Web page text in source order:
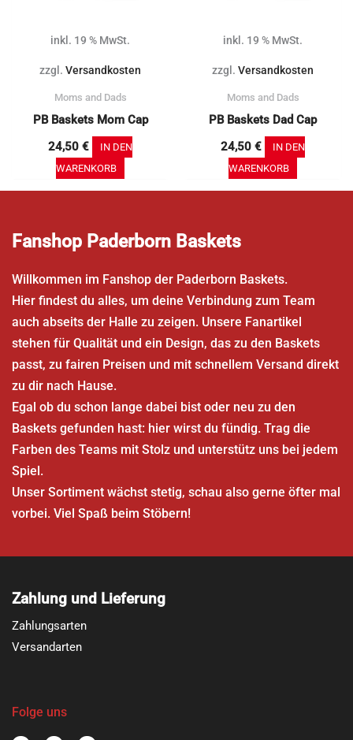
inkl. 19 % MwSt.
zzgl. Versandkosten
Moms and Dads
PB Baskets Mom Cap
24,50€
IN DEN
WARENKORB
inkl. 19 % MwSt.
zzgl. Versandkosten
Moms and Dads
PB Baskets Dad Cap
24,50€
IN DEN
WARENKORB
Fanshop Paderborn Baskets
Willkommen im Fanshop der Paderborn Baskets.
Hier findest du alles, um deine Verbindung zum Team
auch abseits der Halle zu zeigen. Unsere Fanartikel
stehen für Qualität und ein Design, das zu den Baskets
passt, zu fairen Preisen und mit schnellem Versand direkt
zu dir nach Hause.
Egal ob du schon lange dabei bist oder neu zu den
Baskets gefunden hast: hier wirst du fündig. Trag die
Farben des Teams mit Stolz und unterstütz uns bei jedem
Spiel.
Unser Sortiment wächst stetig, schau also gerne öfter mal
vorbei. Viel Spaß beim Stöbern!
Zahlung und Lieferung
Zahlungsarten
Versandarten
Folge uns
F I Y